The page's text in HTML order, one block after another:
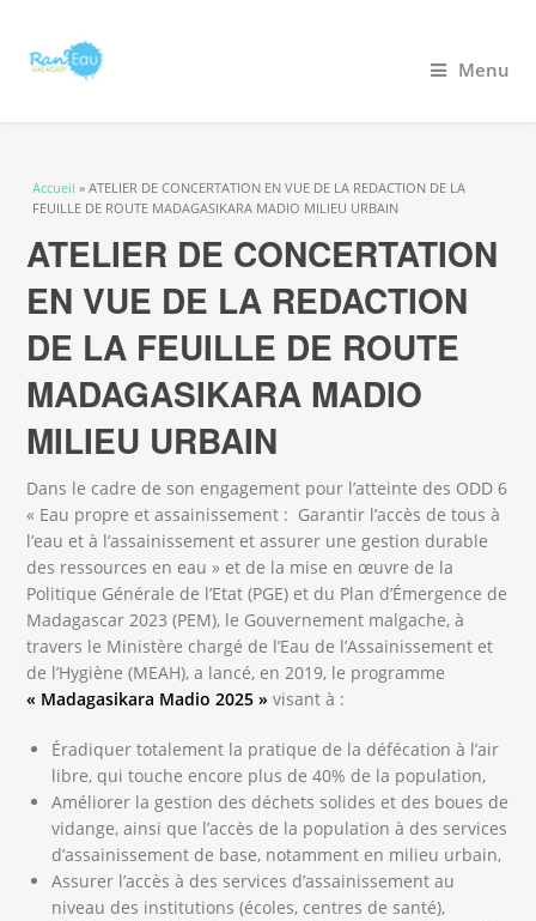
Menu
Vous êtes ici
Accueil » ATELIER DE CONCERTATION EN VUE DE LA REDACTION DE LA
FEUILLE DE ROUTE MADAGASIKARA MADIO MILIEU URBAIN
ATELIER DE CONCERTATION
EN VUE DE LA REDACTION
DE LA FEUILLE DE ROUTE
MADAGASIKARA MADIO
MILIEU URBAIN
Dans le cadre de son engagement pour l’atteinte des ODD 6
« Eau propre et assainissement : Garantir l’accès de tous à
l’eau et à l’assainissement et assurer une gestion durable
des ressources en eau » et de la mise en œuvre de la
Politique Générale de l’Etat (PGE) et du Plan d’Émergence de
Madagascar 2023 (PEM), le Gouvernement malgache, à
travers le Ministère chargé de l’Eau de l’Assainissement et
de l’Hygiène (MEAH), a lancé, en 2019, le programme
« Madagasikara Madio 2025 » visant à :
Éradiquer totalement la pratique de la défécation à l’air
libre, qui touche encore plus de 40% de la population,
Améliorer la gestion des déchets solides et des boues de
vidange, ainsi que l’accès de la population à des services
d’assainissement de base, notamment en milieu urbain,
Assurer l’accès à des services d’assainissement au
niveau des institutions (écoles, centres de santé),